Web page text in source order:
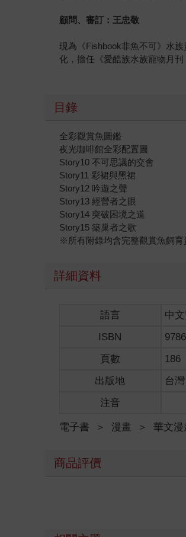
顧問、審訂：王忠敬
現為《Fishbook非魚不可》水
化，擔任《愛酷族水族寵物月
目錄
全彩觀賞魚圖鑑
夜光咖啡館全彩配置圖
Story10 不可思議的交會
Story11 彩裙與黑裙
Story12 吟遊之聲
Story13 經營者之眼
Story14 突破困境之道
Story15 築巢者之歌
※所有附錄均含完整觀賞魚飼育
詳細資料
語言 中
ISBN
頁數
186
出版地
台灣
注音
電子書 ＞ 漫畫 ＞ 華文漫
商品評價